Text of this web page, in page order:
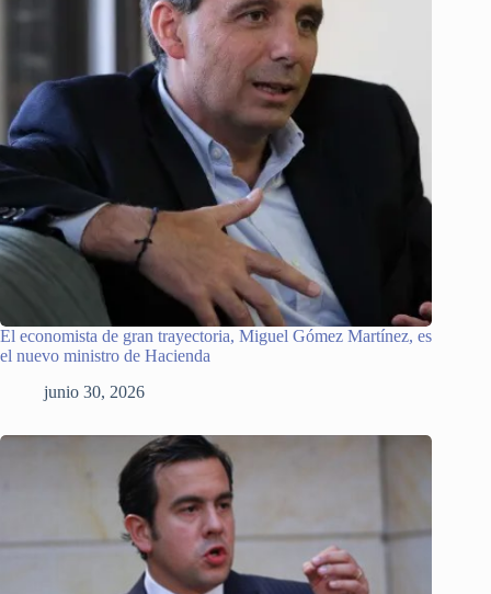
El economista de gran trayectoria, Miguel Gómez Martínez, es
el nuevo ministro de Hacienda
junio 30, 2026